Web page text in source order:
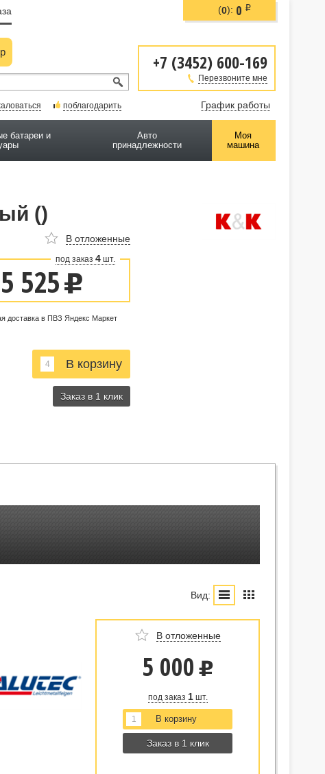
+7 (3452) 600-169
Перезвоните мне
поблагодарить График работы
батареи и
Авто
принадлежности
Моя
машина
()
В отложенные
под заказ 4 шт.
525u
доставка в ПВЗ Яндекс Маркет
Заказ в 1 клик
Вид:
В отложенные
5 000 u
под заказ 1шт.
Заказ в 1 клик
(0): 0 i